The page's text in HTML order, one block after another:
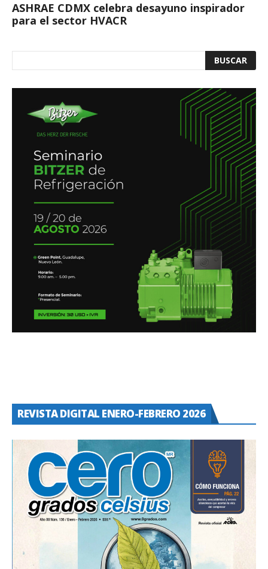
ASHRAE CDMX celebra desayuno inspirador
para el sector HVACR
REVISTA DIGITAL ENERO-FEBRERO 2026